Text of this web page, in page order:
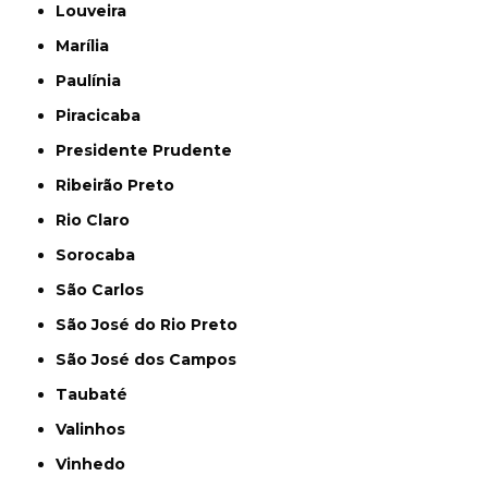
Louveira
Marília
Paulínia
Piracicaba
Presidente Prudente
Ribeirão Preto
Rio Claro
Sorocaba
São Carlos
São José do Rio Preto
São José dos Campos
Taubaté
Valinhos
Vinhedo